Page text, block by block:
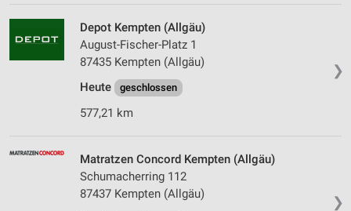
❯
Depot Kempten (Allgäu)
August-Fischer-Platz 1
87435 Kempten (Allgäu)
Heute
geschlossen
577,21 km
❯
Matratzen Concord Kempten (Allgäu)
Schumacherring 112
87437 Kempten (Allgäu)